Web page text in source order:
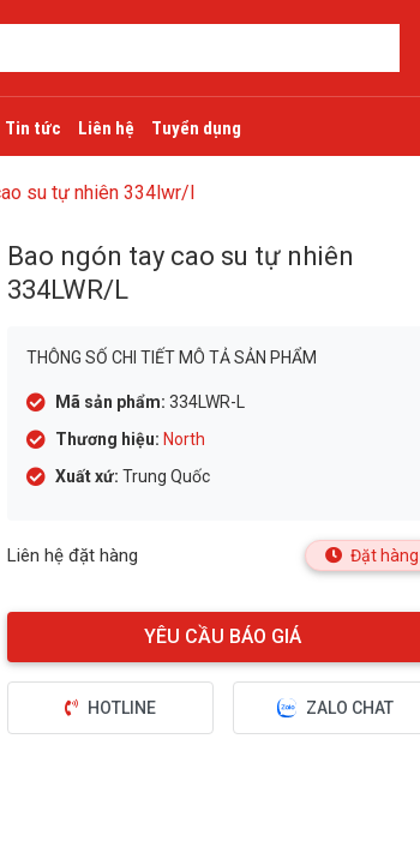
Tin tức Liên hệ Tuyển dụng
su tự nhiên 334lwr/l
Bao ngón tay cao su tự nhiên
334LWR/L
THÔNG SỐ CHI TIẾT MÔ TẢ SẢN PHẨM
Mã sản phẩm: 334LWR-L
Thương hiệu: North
Xuất xứ: Trung Quốc
Liên hệ đặt hàng Đặt hàng
HOTLINE ZALO CHAT